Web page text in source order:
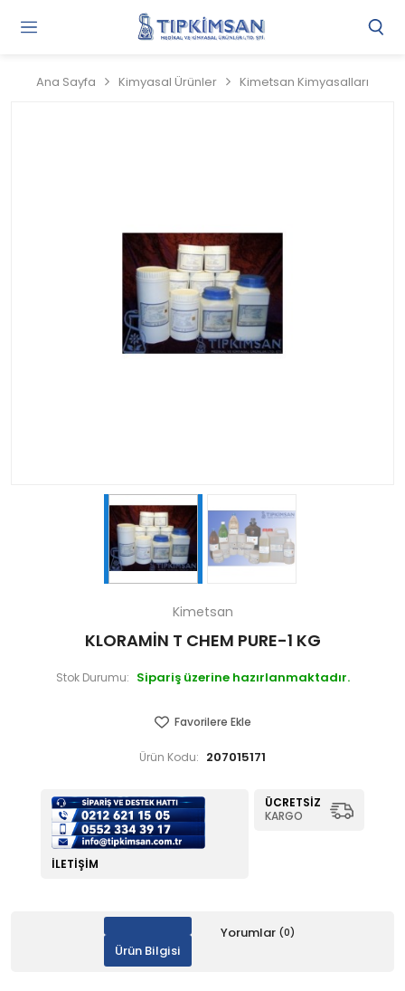
Ana Sayfa Kimyasal Ürünler Kimetsan Kimyasalları
Kimetsan
KLORAMİN T CHEM PURE-1 KG
Stok Durumu: Sipariş üzerine hazırlanmaktadır.
Favorilere Ekle
Ürün Kodu: 207015171
İLETIŞIM
ÜCRETSIZ
KARGO
Ürün Bilgisi
Yorumlar (0)